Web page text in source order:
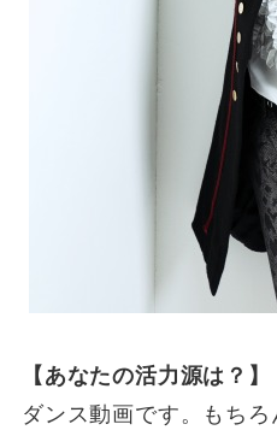
【あなたの活力源は？】
ダンス動画です。もち